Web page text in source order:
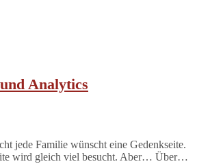
Analytics
jede Familie wünscht eine Gedenkseite.
wird gleich viel besucht. Aber… Über…